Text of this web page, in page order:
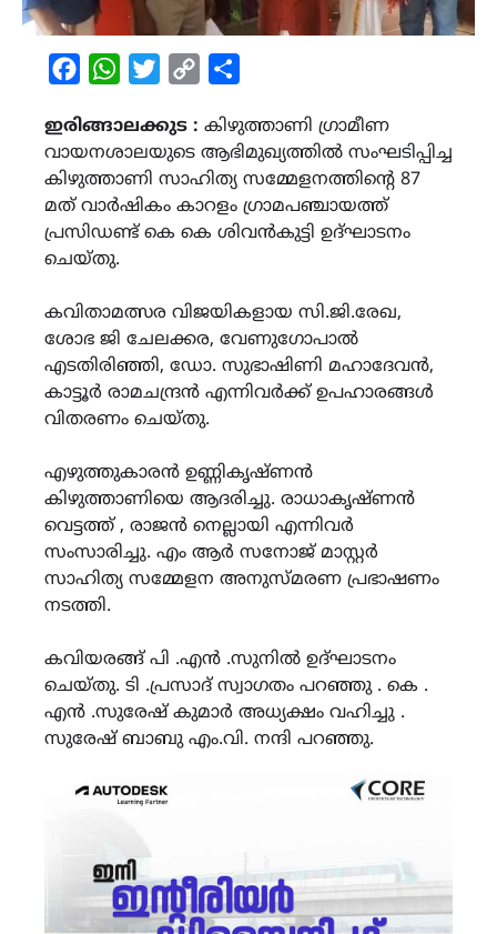
FacebookWhatsAppTwitterCopy
ഇരിങ്ങാലക്കുട : കിഴുത്താണി ഗ്രാമീണ
വായനശാലയുടെ ആഭിമുഖ്യത്തിൽ സംഘടിപ്പിച്ച
കിഴുത്താണി സാഹിത്യ സമ്മേളനത്തിന്റെ 87
മത് വാർഷികം കാറളം ഗ്രാമപഞ്ചായത്ത്
പ്രസിഡണ്ട് കെ കെ ശിവൻകുട്ടി ഉദ്ഘാടനം
ചെയ്തു.
കവിതാമത്സര വിജയികളായ സി.ജി.രേഖ,
ശോഭ ജി ചേലക്കര, വേണുഗോപാൽ
എടതിരിഞ്ഞി, ഡോ. സുഭാഷിണി മഹാദേവൻ,
കാട്ടൂർ രാമചന്ദ്രൻ എന്നിവർക്ക് ഉപഹാരങ്ങൾ
വിതരണം ചെയ്തു.
എഴുത്തുകാരൻ ഉണ്ണികൃഷ്ണൻ
കിഴുത്താണിയെ ആദരിച്ചു. രാധാകൃഷ്ണൻ
വെട്ടത്ത് , രാജൻ നെല്ലായി എന്നിവർ
സംസാരിച്ചു. എം ആർ സനോജ് മാസ്റ്റർ
സാഹിത്യ സമ്മേളന അനുസ്മരണ പ്രഭാഷണം
നടത്തി.
കവിയരങ്ങ് പി .എൻ .സുനിൽ ഉദ്ഘാടനം
ചെയ്തു. ടി .പ്രസാദ് സ്വാഗതം പറഞ്ഞു . കെ .
എൻ .സുരേഷ് കുമാർ അധ്യക്ഷം വഹിച്ചു .
സുരേഷ് ബാബു എം.വി. നന്ദി പറഞ്ഞു.